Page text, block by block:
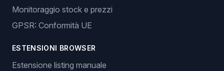
Monitoraggio stock e prezzi
GPSR: Conformità UE
ESTENSIONI BROWSER
Estensione listing manuale